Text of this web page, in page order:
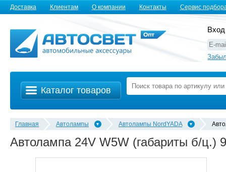
Доставка Клиентам О компании Контакты Сервис
Каталог товаров
Главная Автолампы Автолампы NordYADA
Автолампа 24V W5W (габариты б/ц.)